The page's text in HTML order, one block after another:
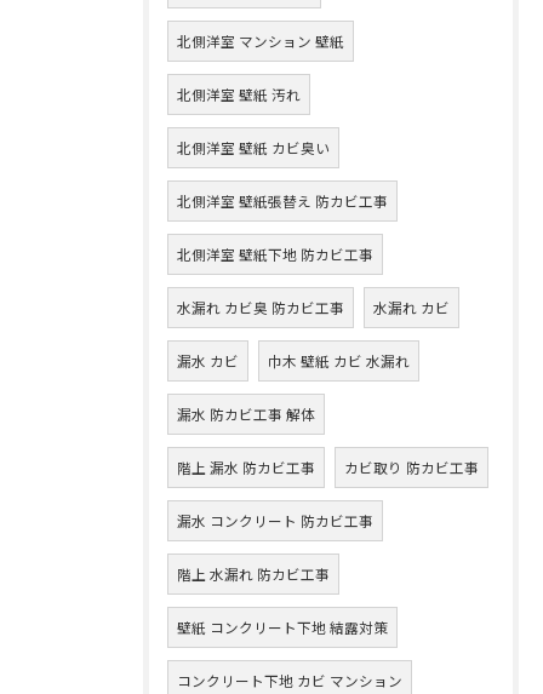
北側洋室 マンション 壁紙
北側洋室 壁紙 汚れ
北側洋室 壁紙 カビ臭い
北側洋室 壁紙張替え 防カビ工事
北側洋室 壁紙下地 防カビ工事
水漏れ カビ臭 防カビ工事 水漏れ カビ
漏水 カビ 巾木 壁紙 カビ 水漏れ
漏水 防カビ工事 解体
階上 漏水 防カビ工事 カビ取り 防カビ工事
漏水 コンクリート 防カビ工事
階上 水漏れ 防カビ工事
壁紙 コンクリート下地 結露対策
コンクリート下地 カビ マンション